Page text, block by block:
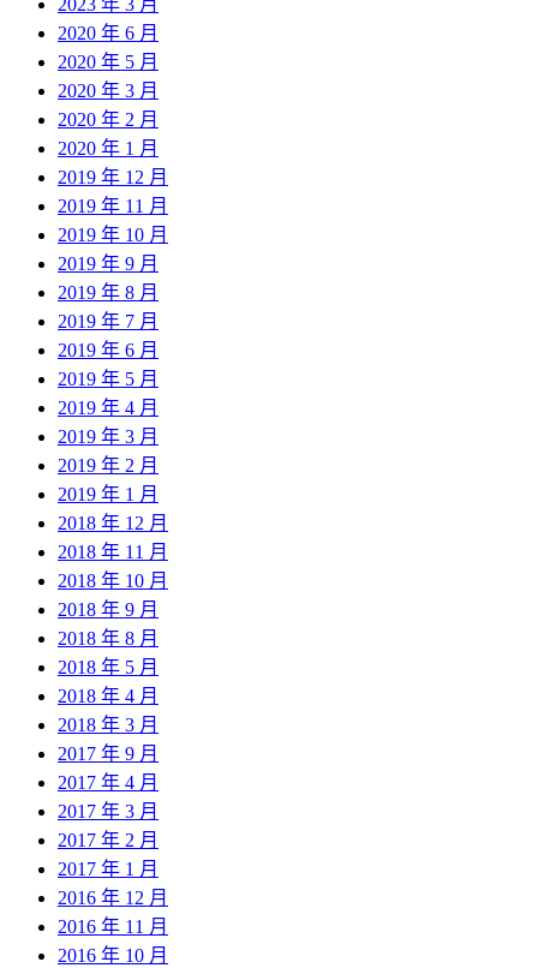
2023 年 3 月
2020 年 6 月
2020 年 5 月
2020 年 3 月
2020 年 2 月
2020 年 1 月
2019 年 12 月
2019 年 11 月
2019 年 10 月
2019 年 9 月
2019 年 8 月
2019 年 7 月
2019 年 6 月
2019 年 5 月
2019 年 4 月
2019 年 3 月
2019 年 2 月
2019 年 1 月
2018 年 12 月
2018 年 11 月
2018 年 10 月
2018 年 9 月
2018 年 8 月
2018 年 5 月
2018 年 4 月
2018 年 3 月
2017 年 9 月
2017 年 4 月
2017 年 3 月
2017 年 2 月
2017 年 1 月
2016 年 12 月
2016 年 11 月
2016 年 10 月